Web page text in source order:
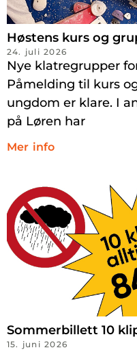
Høstens kurs og
24. juli 2026
Nye klatregrupper
Påmelding til kurs
ungdom er klare. I
på Løren har
Mer info
Sommerbillett 10
15. juni 2026